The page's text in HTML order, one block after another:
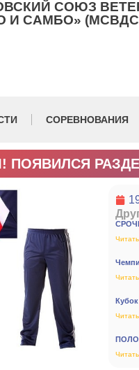
СОЮЗ
И САМБО»
СОРЕВНОВАНИЯ
ПОЯВИЛСЯ